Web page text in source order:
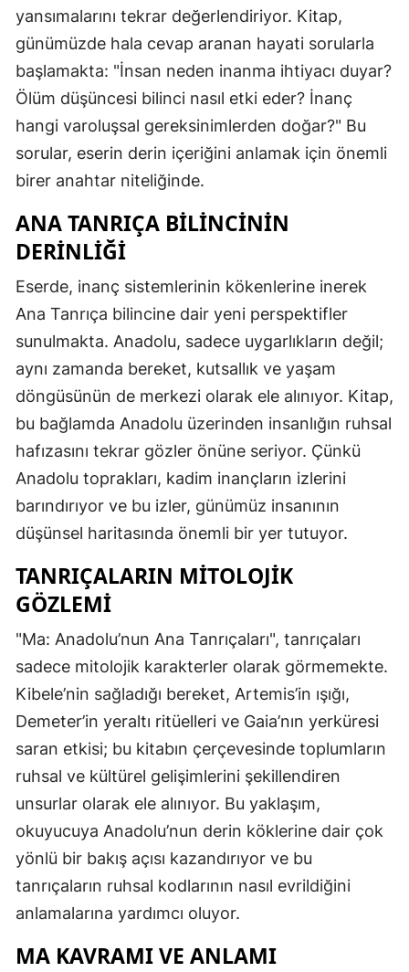
yansımalarını tekrar değerlendiriyor. Kitap,
günümüzde hala cevap aranan hayati sorularla
başlamakta: "İnsan neden inanma ihtiyacı duyar?
Ölüm düşüncesi bilinci nasıl etki eder? İnanç
hangi varoluşsal gereksinimlerden doğar?" Bu
sorular, eserin derin içeriğini anlamak için önemli
birer anahtar niteliğinde.
ANA TANRIÇA BILINCININ
DERINLIĞI
Eserde, inanç sistemlerinin kökenlerine inerek
Ana Tanrıça bilincine dair yeni perspektifler
sunulmakta. Anadolu, sadece uygarlıkların değil;
aynı zamanda bereket, kutsallık ve yaşam
döngüsünün de merkezi olarak ele alınıyor. Kitap,
bu bağlamda Anadolu üzerinden insanlığın ruhsal
hafızasını tekrar gözler önüne seriyor. Çünkü
Anadolu toprakları, kadim inançların izlerini
barındırıyor ve bu izler, günümüz insanının
düşünsel haritasında önemli bir yer tutuyor.
TANRIÇALARIN MITOLOJIK
GÖZLEMI
"Ma: Anadolu’nun Ana Tanrıçaları", tanrıçaları
sadece mitolojik karakterler olarak görmemekte.
Kibele’nin sağladığı bereket, Artemis’in ışığı,
Demeter’in yeraltı ritüelleri ve Gaia’nın yerküresi
saran etkisi; bu kitabın çerçevesinde toplumların
ruhsal ve kültürel gelişimlerini şekillendiren
unsurlar olarak ele alınıyor. Bu yaklaşım,
okuyucuya Anadolu’nun derin köklerine dair çok
yönlü bir bakış açısı kazandırıyor ve bu
tanrıçaların ruhsal kodlarının nasıl evrildiğini
anlamalarına yardımcı oluyor.
MA KAVRAMI VE ANLAMI